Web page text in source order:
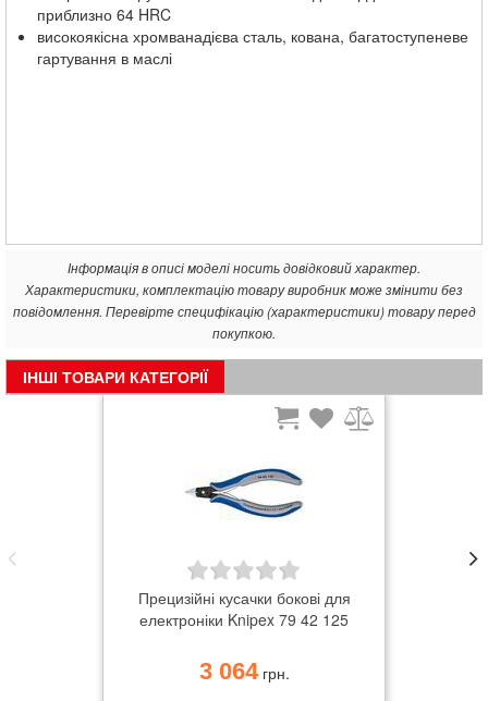
приблизно 64 HRC
високоякісна хромванадієва сталь, кована, багатоступеневе
гартування в маслі
Інформація в описі моделі носить довідковий характер.
Характеристики, комплектацію товару виробник може змінити без
повідомлення. Перевірте специфікацію (характеристики) товару перед
покупкою.
ІНШІ ТОВАРИ КАТЕГОРІЇ
Прецизійні кусачки бокові для
електроніки Knipex 79 42 125
3 064грн.